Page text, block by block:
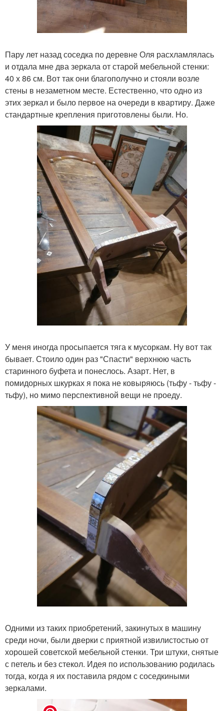
Пару лет назад соседка по деревне Оля расхламлялась
и отдала мне два зеркала от старой мебельной стенки:
40 х 86 см. Вот так они благополучно и стояли возле
стены в незаметном месте. Естественно, что одно из
этих зеркал и было первое на очереди в квартиру. Даже
стандартные крепления приготовлены были. Но.
У меня иногда просыпается тяга к мусоркам. Ну вот так
бывает. Стоило один раз "Спасти" верхнюю часть
старинного буфета и понеслось. Азарт. Нет, в
помидорных шкурках я пока не ковыряюсь (тьфу - тьфу -
тьфу), но мимо перспективной вещи не проеду.
Одними из таких приобретений, закинутых в машину
среди ночи, были дверки с приятной извилистостью от
хорошей советской мебельной стенки. Три штуки, снятые
с петель и без стекол. Идея по использованию родилась
тогда, когда я их поставила рядом с соседкиными
зеркалами.